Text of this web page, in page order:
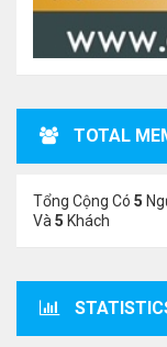
TOTAL
Tổng Cộng Có 5
Và 5 Khách